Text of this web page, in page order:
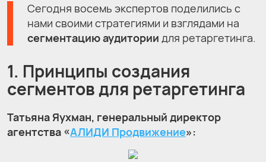
Сегодня восемь экспертов поделились с
нами своими стратегиями и взглядами на
сегментацию аудитории для ретаргетинга.
1. Принципы создания
сегментов для ретаргетинга
Татьяна Яухман, генеральный директор
агентства «АЛИДИ Продвижение»: